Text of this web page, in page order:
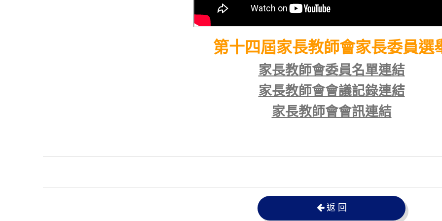
第十四屆家長教師會家長委員選
家長教師會委員名單連結
家長教師會會議記錄連結
家長教師會會訊連結
返 回